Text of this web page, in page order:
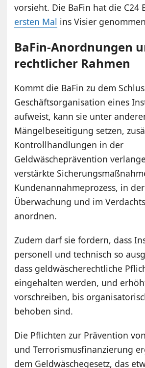
vorsieht. Die BaFin hat die C24
ersten Mal ins Visier
BaFin-Anordnungen
rechtlicher Rahmen
Kommt die BaFin zu dem
Geschäftsorganisation eines
aufweist, kann sie unter
Mängelbeseitigung setzen,
Kontrollhandlungen in der
Geldwäscheprävention
verstärkte
Kundenannahmeprozess, in
Überwachung und im
anordnen.
Zudem darf sie fordern, dass
personell und technisch so
dass geldwäscherechtliche
eingehalten werden, und
vorschreiben, bis
behoben sind.
Die Pflichten zur Prävention
und Terrorismusfinanzierung
dem Geldwäschegesetz, das